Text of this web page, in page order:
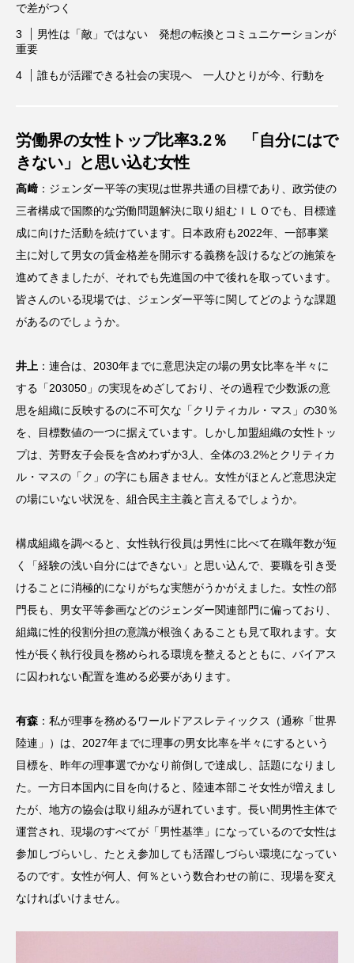
で差がつく
男性は「敵」ではない 発想の転換とコミュニケーションが
重要
誰もが活躍できる社会の実現へ 一人ひとりが今、行動を
労働界の女性トップ比率3.2％ 「自分にはで
きない」と思い込む女性
高﨑 ：ジェンダー平等の実現は世界共通の目標であり、政労使の
三者構成で国際的な労働問題解決に取り組むＩＬＯでも、目標達
成に向けた活動を続けています。日本政府も2022年、一部事業
主に対して男女の賃金格差を開示する義務を設けるなどの施策を
進めてきましたが、それでも先進国の中で後れを取っています。
皆さんのいる現場では、ジェンダー平等に関してどのような課題
があるのでしょうか。
井上 ：連合は、2030年までに意思決定の場の男女比率を半々に
する「203050」の実現をめざしており、その過程で少数派の意
思を組織に反映するのに不可欠な「クリティカル・マス」の30％
を、目標数値の一つに据えています。しかし加盟組織の女性トッ
プは、芳野友子会長を含めわずか3人、全体の3.2%とクリティカ
ル・マスの「ク」の字にも届きません。女性がほとんど意思決定
の場にいない状況を、組合民主主義と言えるでしょうか。
構成組織を調べると、女性執行役員は男性に比べて在職年数が短
く「経験の浅い自分にはできない」と思い込んで、要職を引き受
けることに消極的になりがちな実態がうかがえました。女性の部
門長も、男女平等参画などのジェンダー関連部門に偏っており、
組織に性的役割分担の意識が根強くあることも見て取れます。女
性が長く執行役員を務められる環境を整えるとともに、バイアス
に囚われない配置を進める必要があります。
有森 ：私が理事を務めるワールドアスレティックス（通称「世界
陸連」）は、2027年までに理事の男女比率を半々にするという
目標を、昨年の理事選でかなり前倒しで達成し、話題になりまし
た。一方日本国内に目を向けると、陸連本部こそ女性が増えまし
たが、地方の協会は取り組みが遅れています。長い間男性主体で
運営され、現場のすべてが「男性基準」になっているので女性は
参加しづらいし、たとえ参加しても活躍しづらい環境になってい
るのです。女性が何人、何％という数合わせの前に、現場を変え
なければいけません。